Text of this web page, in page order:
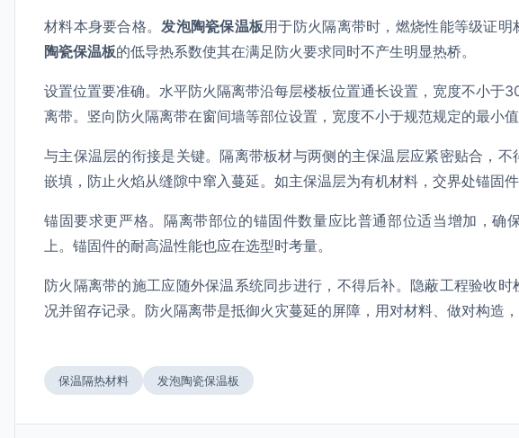
材料本身要合格。发泡陶瓷保温板用于防火隔离带时，燃烧性能等级证明
陶瓷保温板的低导热系数使其在满足防火要求同时不产生明显热桥。
设置位置要准确。水平防火隔离带沿每层楼板位置通长设置，宽度不小于
离带。竖向防火隔离带在窗间墙等部位设置，宽度不小于规范规定的最小值
与主保温层的衔接是关键。隔离带板材与两侧的主保温层应紧密贴合，
嵌填，防止火焰从缝隙中窜入蔓延。如主保温层为有机材料，交界处锚固件
锚固要求更严格。隔离带部位的锚固件数量应比普通部位适当增加，确
上。锚固件的耐高温性能也应在选型时考量。
防火隔离带的施工应随外保温系统同步进行，不得后补。隐蔽工程验收
况并留存记录。防火隔离带是抵御火灾蔓延的屏障，用对材料、做对构造
保温隔热材料 发泡陶瓷保温板